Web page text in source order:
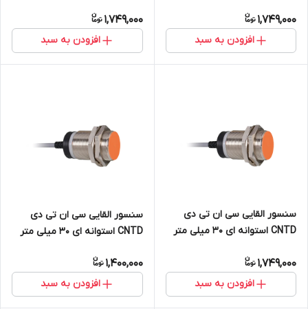
مدل CJY30E-15KB
1,749,000
افزودن به سبد
مدل CJY30E-15PC
1,749,000
افزودن به سبد
سنسور القایی سی ان تی دی
CNTD استوانه ای 30 میلی متر
مدل CJY30E-15NC
1,749,000
افزودن به سبد
سنسور القایی سی ان تی دی
CNTD استوانه ای 30 میلی متر
مدل CJY30E-10KA
1,400,000
افزودن به سبد